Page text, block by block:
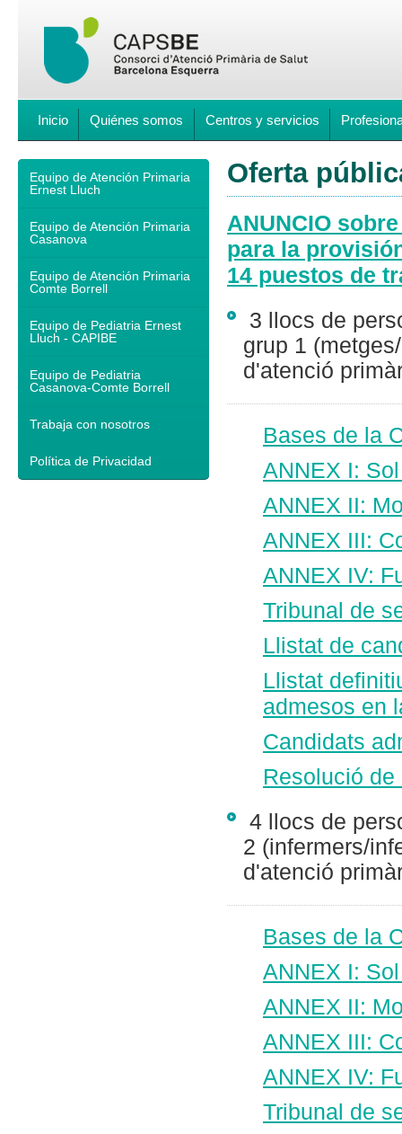
Inicio Quiénes somos Centros y servicios
Equipo de Atención Primaria
Ernest Lluch
Equipo de Atención Primaria
Casanova
Equipo de Atención Primaria
Comte Borrell
Equipo de Pediatria Ernest
Lluch - CAPIBE
Equipo de Pediatria
Casanova-Comte Borrell
Trabaja con nosotros
Política de Privacidad
Oferta
ANUNCIO
para la
14 puestos de
3 llocs de
grup 1
d'atenció
Bases de la
ANNEX I:
ANNEX II:
ANNEX III:
ANNEX IV:
Tribunal de
Llistat de
Llistat
admesos en
Candidats
Resolució
4 llocs de
2 (infermers/
d'atenció
Bases de la
ANNEX I:
ANNEX II:
ANNEX III:
ANNEX IV:
Tribunal de